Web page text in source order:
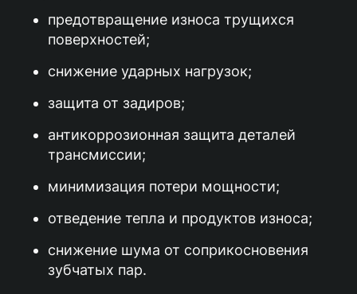
предотвращение износа трущихся
поверхностей;
снижение ударных нагрузок;
защита от задиров;
антикоррозионная защита деталей
трансмиссии;
минимизация потери мощности;
отведение тепла и продуктов износа;
снижение шума от соприкосновения
зубчатых пар.